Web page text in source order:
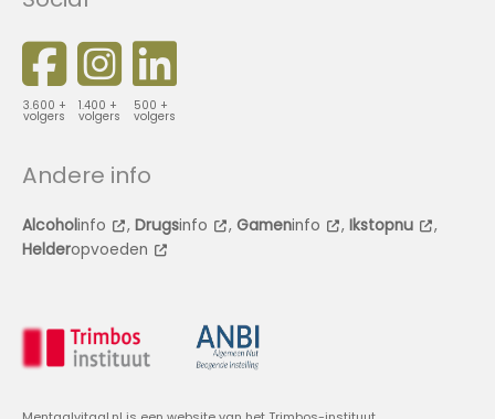
3.600 +
volgers
1.400 +
volgers
500 +
volgers
Andere info
Alcoholinfo , Drugsinfo , Gameninfo , Ikstopnu
,
Helderopvoeden